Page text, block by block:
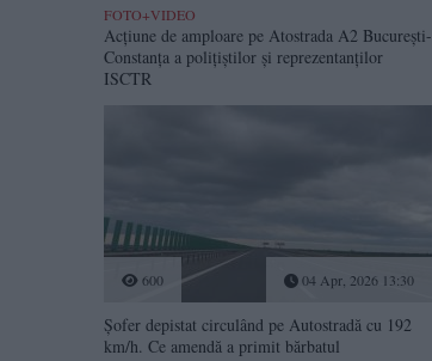
FOTO+VIDEO
Acțiune de amploare pe Atostrada A2 București-
Constanța a polițiștilor și reprezentanților
ISCTR
600 04 Apr, 2026 13:30
Șofer depistat circulând pe Autostradă cu 192
km/h. Ce amendă a primit bărbatul